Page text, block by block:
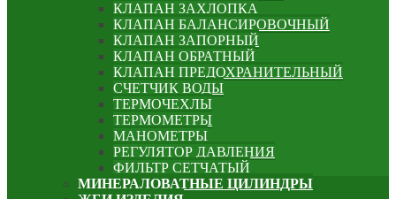
КЛАПАН ЗАХЛОПКА
КЛАПАН БАЛАНСИРОВОЧНЫЙ
КЛАПАН ЗАПОРНЫЙ
КЛАПАН ОБРАТНЫЙ
КЛАПАН ПРЕДОХРАНИТЕЛЬНЫЙ
СЧЕТЧИК ВОДЫ
ТЕРМОЧЕХЛЫ
ТЕРМОМЕТРЫ
МАНОМЕТРЫ
РЕГУЛЯТОР ДАВЛЕНИЯ
ФИЛЬТР СЕТЧАТЫЙ
МИНЕРАЛОВАТНЫЕ ЦИЛИНДРЫ